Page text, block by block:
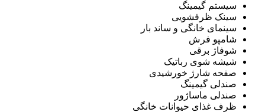
سیستم گیمینگ
سینک ظرفشویی
سینمای خانگی و ساند بار
شامپو فرش
شوفاژ برقی
شیشه شوی رباتیک
صفحه شارژ خورشیدی
صندلی گیمینگ
صندلی ماساژور
ظرف غذای حیوانات خانگی